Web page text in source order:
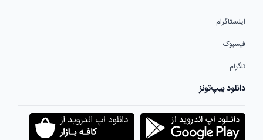
اینستاگرام
فیسبوک
تلگرام
دانلود بیپ‌تونز